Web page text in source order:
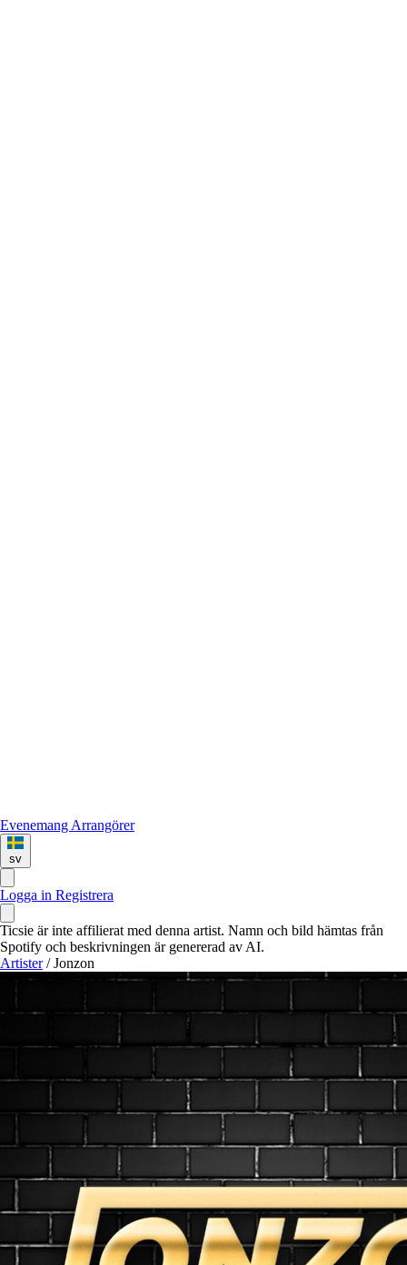
Evenemang Arrangörer
sv
Logga in Registrera
Ticsie är inte affilierat med denna artist. Namn och bild hämtas från
Spotify och beskrivningen är genererad av AI.
Artister / Jonzon